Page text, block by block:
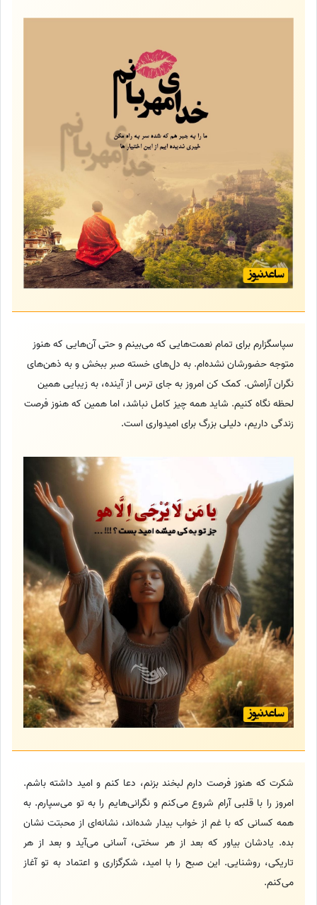
سپاسگزارم برای تمام نعمت‌هایی که می‌بینم و حتی آن‌هایی که هنوز
متوجه حضورشان نشده‌ام. به دل‌های خسته صبر ببخش و به ذهن‌های
نگران آرامش. کمک کن امروز به جای ترس از آینده، به زیبایی همین
لحظه نگاه کنیم. شاید همه چیز کامل نباشد، اما همین که هنوز فرصت
زندگی داریم، دلیلی بزرگ برای امیدواری است.
شکرت که هنوز فرصت دارم لبخند بزنم، دعا کنم و امید داشته باشم.
امروز را با قلبی آرام شروع می‌کنم و نگرانی‌هایم را به تو می‌سپارم. به
همه کسانی که با غم از خواب بیدار شده‌اند، نشانه‌ای از محبتت نشان
بده. یادشان بیاور که بعد از هر سختی، آسانی می‌آید و بعد از هر
تاریکی، روشنایی. این صبح را با امید، شکرگزاری و اعتماد به تو آغاز
می‌کنم.